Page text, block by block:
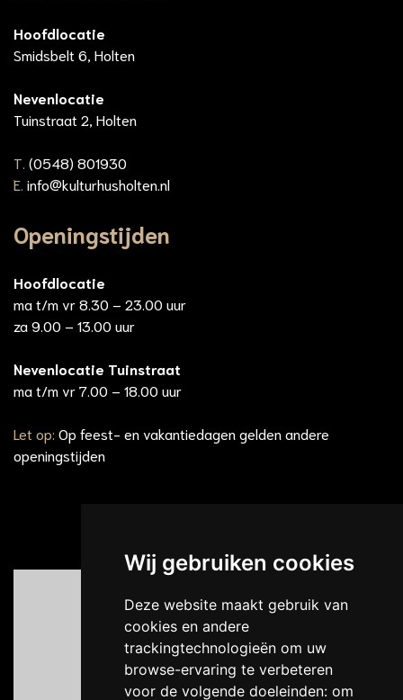
Wij gebruiken cookies
Deze website maakt gebruik van
cookies en andere
trackingtechnologieën om uw
browse-ervaring te verbeteren
voor de volgende doeleinden: om
Hoofdlocatie
Smidsbelt 6, Holten
Nevenlocatie
Tuinstraat 2, Holten
T. (0548) 801930
E. info@kulturhusholten.nl
Openingstijden
Hoofdlocatie
ma t/m vr 8.30 – 23.00 uur
za 9.00 – 13.00 uur
Nevenlocatie Tuinstraat
ma t/m vr 7.00 – 18.00 uur
Let op: Op feest- en vakantiedagen gelden andere
openingstijden